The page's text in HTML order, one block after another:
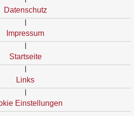
Datenschutz
Impressum
Startseite
Links
Einstellungen